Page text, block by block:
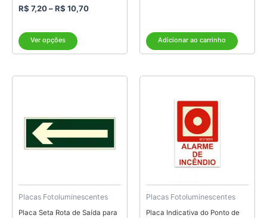
R$ 7,20–R$ 10,70
Ver opções
do
Adicionar ao carrinho
Placas Fotoluminescentes
Placa Seta Rota de Saída para
Placas Fotoluminescentes
Placa Indicativa do Ponto de